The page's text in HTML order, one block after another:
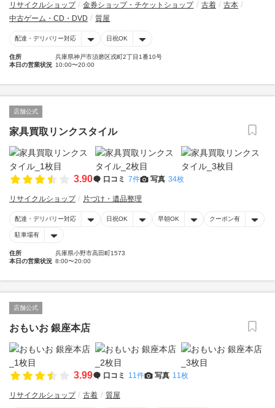
リサイクルショップ 金券ショップ・チケットショップ 古着
古本
中古ゲーム・CD・DVD
質屋
配達・デリバリー対応 日祝OK
住所
兵庫県神戸市須磨区戎町2丁目1番10号
本日の営業状況 10:00〜20:00
店舗公式
家具買取リンクスタイル
3.90 口コミ 7件 写真 34枚
リサイクルショップ 片づけ・遺品整理
配達・デリバリー対応 日祝OK 早朝OK クーポン有
駐車場有
住所
兵庫県小野市高田町1573
本日の営業状況 8:00〜20:00
店舗公式
おもいお 銀座本店
3.99 口コミ 11件 写真 11枚
リサイクルショップ 古着 質屋